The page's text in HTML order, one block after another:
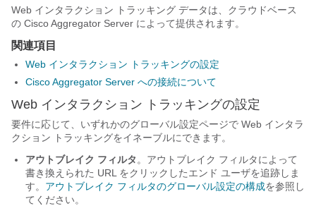
Web インタラクション トラッキング データは、クラウドベース
の Cisco Aggregator Server によって提供されます。
関連項目
Web インタラクション トラッキングの設定
Cisco Aggregator Server への接続について
Web インタラクション トラッキングの設定
要件に応じて、いずれかのグローバル設定ページで Web インタラ
クション トラッキングをイネーブルにできます。
アウトブレイク フィルタ 。アウトブレイク フィルタによって
書き換えられた URL をクリックしたエンド ユーザを追跡しま
す。 アウトブレイク フィルタのグローバル設定の構成を参照し
てください。